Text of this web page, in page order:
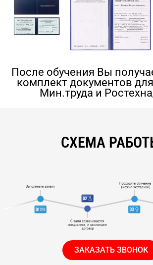
После обучения Вы
комплект документов
Мин.труда и
СХЕМА
ЗАКАЗАТЬ ЗВОНОК